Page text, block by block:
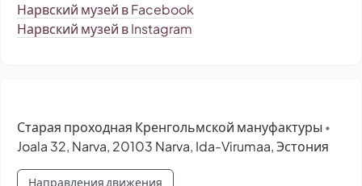
Нарвский музей в Facebook
Нарвский музей в Instagram
Старая проходная Кренгольмской мануфактуры •
Joala 32, Narva, 20103 Narva, Ida-Virumaa, Эстония
Направления движения